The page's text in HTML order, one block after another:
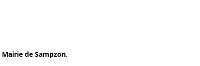
Mairie de Sampzon.